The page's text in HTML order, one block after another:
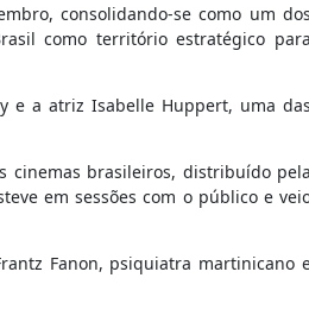
consolidando-se como um dos
como território estratégico para
e a atriz Isabelle Huppert, uma das
cinemas brasileiros, distribuído pela
em sessões com o público e
Fanon, psiquiatra martinicano